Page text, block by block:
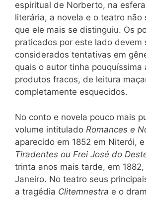
espiritual de Norberto, na
literária, a novela e o teatro não
que ele mais se distinguiu. Os
praticados por este lado devem
considerados tentativas em
quais o autor tinha pouquíssima
produtos fracos, de leitura
completamente esquecidos.
No conto e novela pouco mais
volume intitulado Romances e
aparecido em 1852 em Niterói, e
Tiradentes ou Frei José do
trinta anos mais tarde, em 1882,
Janeiro. No teatro seus
a tragédia Clitemnestra e o